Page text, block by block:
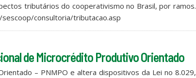
tributários do cooperativismo no Brasil, por ramos.
consultoria/tributacao.asp
de Microcrédito Produtivo Orientado
– PNMPO e altera dispositivos da Lei no 8.029,